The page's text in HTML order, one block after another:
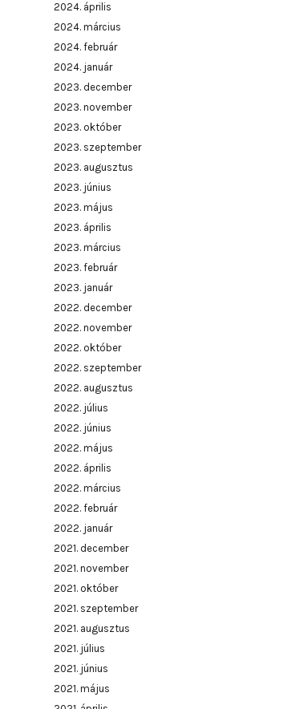
2024. április
2024. március
2024. február
2024. január
2023. december
2023. november
2023. október
2023. szeptember
2023. augusztus
2023. június
2023. május
2023. április
2023. március
2023. február
2023. január
2022. december
2022. november
2022. október
2022. szeptember
2022. augusztus
2022. július
2022. június
2022. május
2022. április
2022. március
2022. február
2022. január
2021. december
2021. november
2021. október
2021. szeptember
2021. augusztus
2021. július
2021. június
2021. május